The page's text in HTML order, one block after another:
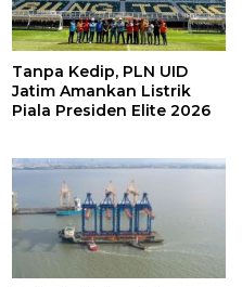
Tanpa Kedip, PLN UID
Jatim Amankan Listrik
Piala Presiden Elite 2026